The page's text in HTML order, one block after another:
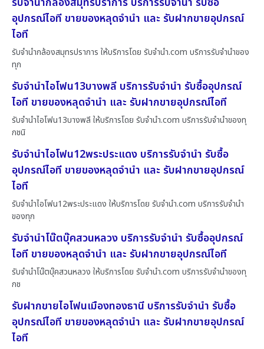
อุปกรณ์ไอที ขายของหลุดจำนำ และ รับฝากขายอุปกรณ์
ไอที
รับจำนำกล้องสมุทรปราการ ให้บริการโดย รับจํานํา.com บริการรับจำนำของ
ทุก
รับจำนำไอโฟน13บางพลี บริการรับจำนำ รับซื้ออุปกรณ์
ไอที ขายของหลุดจำนำ และ รับฝากขายอุปกรณ์ไอที
รับจำนำไอโฟน13บางพลี ให้บริการโดย รับจํานํา.com บริการรับจำนำของทุ
กชนิ
รับจำนำไอโฟน12พระประแดง บริการรับจำนำ รับซื้อ
อุปกรณ์ไอที ขายของหลุดจำนำ และ รับฝากขายอุปกรณ์
ไอที
รับจำนำไอโฟน12พระประแดง ให้บริการโดย รับจํานํา.com บริการรับจำนำ
ของทุก
รับจำนำโน๊ตบุ๊คสวนหลวง บริการรับจำนำ รับซื้ออุปกรณ์
ไอที ขายของหลุดจำนำ และ รับฝากขายอุปกรณ์ไอที
รับจำนำโน๊ตบุ๊คสวนหลวง ให้บริการโดย รับจํานํา.com บริการรับจำนำของทุ
กช
รับฝากขายไอโฟนเมืองทองธานี บริการรับจำนำ รับซื้อ
อุปกรณ์ไอที ขายของหลุดจำนำ และ รับฝากขายอุปกรณ์
ไอที